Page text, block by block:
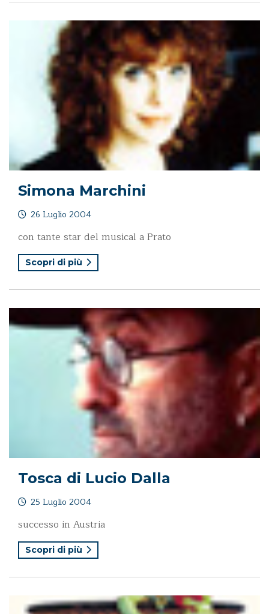
Simona Marchini
26 Luglio 2004
con tante star del musical a Prato
Scopri di più
Tosca di Lucio Dalla
25 Luglio 2004
successo in Austria
Scopri di più